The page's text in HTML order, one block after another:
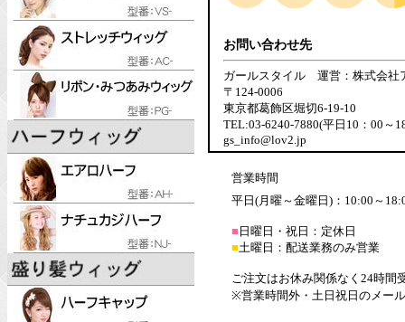
お問い合わせ先
ガールスタイル 運営：株式会社
〒124-0006
東京都葛飾区堀切6-19-10
TEL:03-6240-7880(平日10：00～
gs_info@lov2.jp
営業時間
平日(月曜～金曜日)：10:00～
■ 日曜日・祝日：定休日
■土曜日：配送業務のみ営業
ご注文はお休み関係なく24時間
※営業時間外・土日祝日のメー